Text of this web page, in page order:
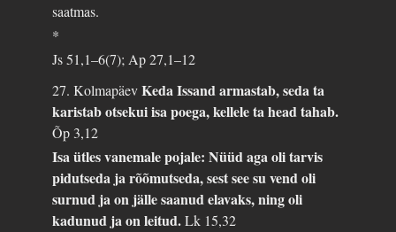
saatmas.
*
Js 51,1–6(7); Ap 27,1–12
27. KolmapäevKeda Issand armastab, seda ta
karistab otsekui isa poega, kellele ta head tahab.
Õp 3,12
Isa ütles vanemale pojale: Nüüd aga oli tarvis
pidutseda ja rõõmutseda, sest see su vend oli
surnud ja on jälle saanud elavaks, ning oli
kadunud ja on leitud.Lk 15,32